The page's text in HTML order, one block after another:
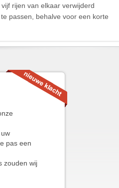
rijen van elkaar verwijderd
passen, behalve voor een korte
pas een
zouden wij